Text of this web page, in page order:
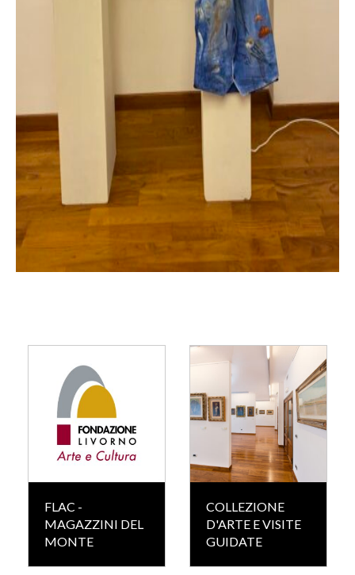
FLAC -
MAGAZZINI DEL
MONTE
COLLEZIONE
D'ARTE E VISITE
GUIDATE